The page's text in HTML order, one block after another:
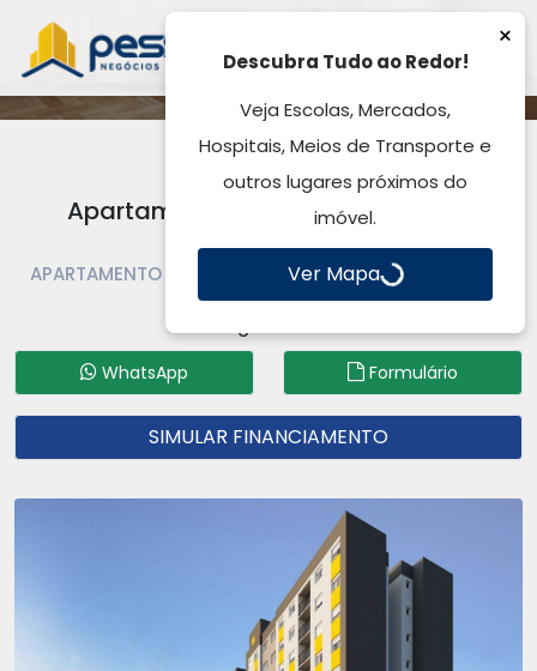
Apartamento à Venda, Barnabé -
Gravataí, RS
APARTAMENTO À VENDA | APARTAMENTO | GRAVATAÍ |
BARNABÉ
WhatsApp Formulário
SIMULAR FINANCIAMENTO
×
Descubra Tudo ao Redor!
Veja Escolas, Mercados,
Hospitais, Meios de Transporte e
outros lugares próximos do
imóvel.
Ver Mapa